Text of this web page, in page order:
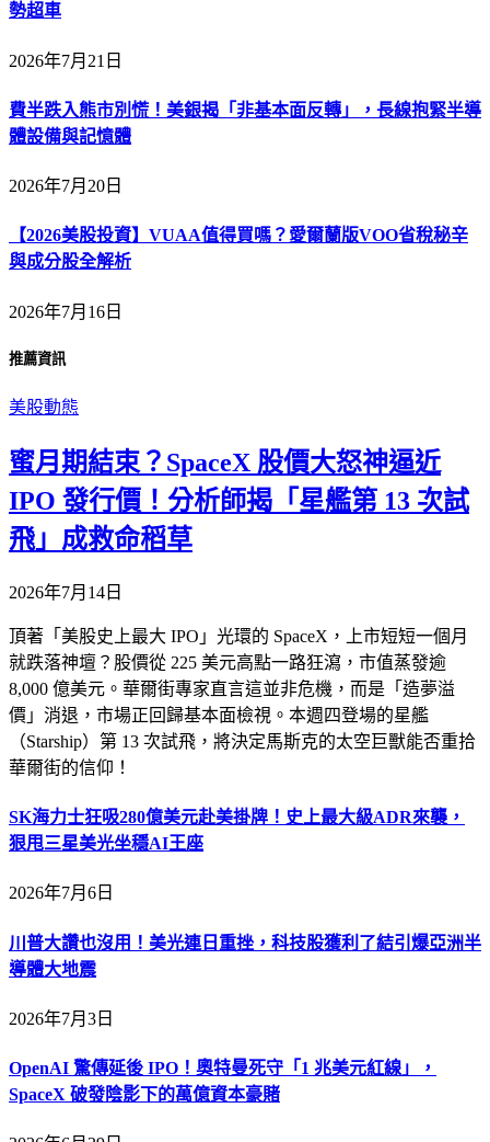
勢超車
2026年7月21日
費半跌入熊市別慌！美銀揭「非基本面反轉」，長線抱緊半導
體設備與記憶體
2026年7月20日
【2026美股投資】VUAA值得買嗎？愛爾蘭版VOO省稅秘辛
與成分股全解析
2026年7月16日
推薦資訊
美股動態
蜜月期結束？SpaceX 股價大怒神逼近
IPO 發行價！分析師揭「星艦第 13 次試
飛」成救命稻草
2026年7月14日
頂著「美股史上最大 IPO」光環的 SpaceX，上市短短一個月
就跌落神壇？股價從 225 美元高點一路狂瀉，市值蒸發逾
8,000 億美元。華爾街專家直言這並非危機，而是「造夢溢
價」消退，市場正回歸基本面檢視。本週四登場的星艦
（Starship）第 13 次試飛，將決定馬斯克的太空巨獸能否重拾
華爾街的信仰！
SK海力士狂吸280億美元赴美掛牌！史上最大級ADR來襲，
狠甩三星美光坐穩AI王座
2026年7月6日
川普大讚也沒用！美光連日重挫，科技股獲利了結引爆亞洲半
導體大地震
2026年7月3日
OpenAI 驚傳延後 IPO！奧特曼死守「1 兆美元紅線」，
SpaceX 破發陰影下的萬億資本豪賭